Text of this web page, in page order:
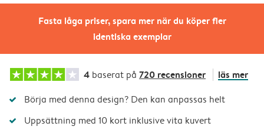
Fasta låga priser, spara mer när du köper fler
identiska exemplar
4 baserat på 720 recensioner läs mer
Börja med denna design? Den kan anpassas helt
Uppsättning med 10 kort inklusive vita kuvert